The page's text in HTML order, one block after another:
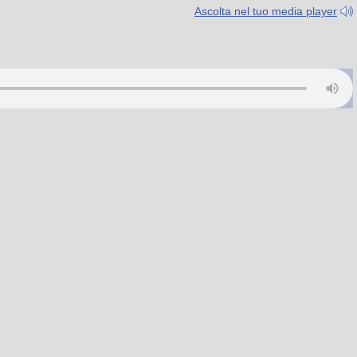
Ascolta nel tuo media player